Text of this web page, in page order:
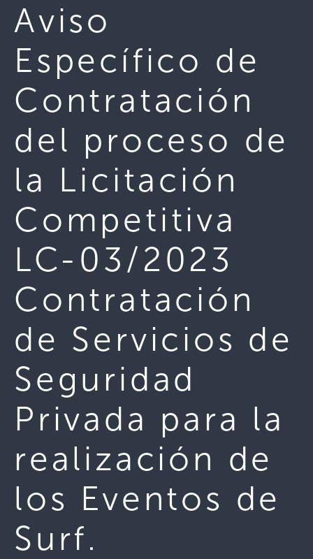
Aviso
Específico de
Contratación
del proceso de
la Licitación
Competitiva
LC-03/2023
Contratación
de Servicios de
Seguridad
Privada para la
realización de
los Eventos de
Surf.